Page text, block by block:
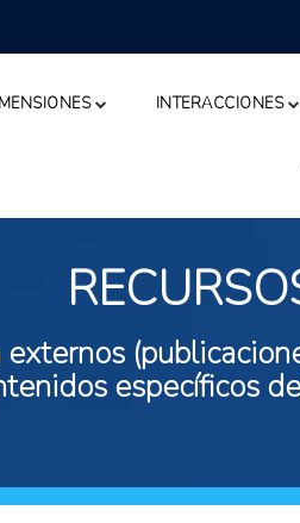
INTERACCIONES
específicos